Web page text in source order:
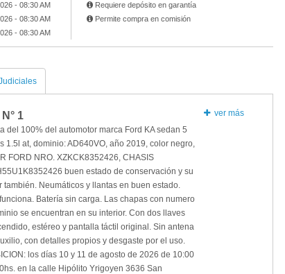
- 08:30 AM
- 08:30 AM
- 08:30 AM
Requiere depósito en garantía
Permite compra en comisión
1
del 100% del automotor marca Ford KA sedan 5
1.5l at, dominio: AD640VO, año 2019, color negro,
FORD NRO. XZKCK8352426, CHASIS
buen estado de conservación y su
también. Neumáticos y llantas en buen estado.
Batería sin carga. Las chapas con numero
se encuentran en su interior. Con dos llaves
estéreo y pantalla táctil original. Sin antena
con detalles propios y desgaste por el uso.
los días 10 y 11 de agosto de 2026 de 10:00
en la calle Hipólito Yrigoyen 3636 San
ver más